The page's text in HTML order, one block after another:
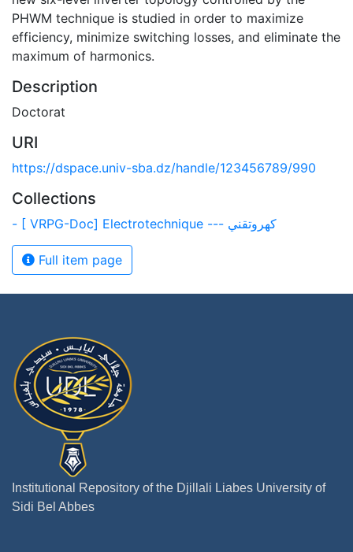
PHWM technique is studied in order to maximize
efficiency, minimize switching losses, and eliminate the
maximum of harmonics.
Description
Doctorat
URI
https://dspace.univ-sba.dz/handle/123456789/990
Collections
- [ VRPG-Doc] Electrotechnique --- كهروتقني
Full item page
Institutional Repository of the Djillali Liabes University of
Sidi Bel Abbes